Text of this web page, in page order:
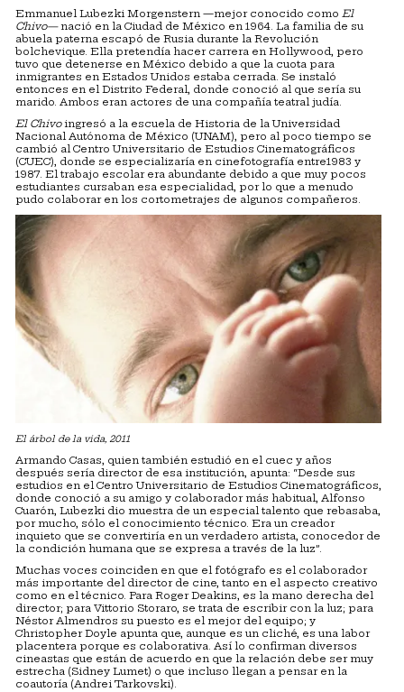
Emmanuel Lubezki Morgenstern —mejor conocido como El
Chivo—nació en la Ciudad de México en 1964. La familia de su
abuela paterna escapó de Rusia durante la Revolución
bolchevique. Ella pretendía hacer carrera en Hollywood, pero
tuvo que detenerse en México debido a que la cuota para
inmigrantes en Estados Unidos estaba cerrada. Se instaló
entonces en el Distrito Federal, donde conoció al que sería su
marido. Ambos eran actores de una compañía teatral judía.
El Chivoingresó a la escuela de Historia de la Universidad
Nacional Autónoma de México (UNAM), pero al poco tiempo se
cambió al Centro Universitario de Estudios Cinematográficos
(CUEC), donde se especializaría en cinefotografía entre1983 y
1987. El trabajo escolar era abundante debido a que muy pocos
estudiantes cursaban esa especialidad, por lo que a menudo
pudo colaborar en los cortometrajes de algunos compañeros.
El árbol de la vida, 2011
Armando Casas, quien también estudió en el cuec y años
después sería director de esa institución, apunta: “Desde sus
estudios en el Centro Universitario de Estudios Cinematográficos,
donde conoció a su amigo y colaborador más habitual, Alfonso
Cuarón, Lubezki dio muestra de un especial talento que rebasaba,
por mucho, sólo el conocimiento técnico. Era un creador
inquieto que se convertiría en un verdadero artista, conocedor de
la condición humana que se expresa a través de la luz”.
Muchas voces coinciden en que el fotógrafo es el colaborador
más importante del director de cine, tanto en el aspecto creativo
como en el técnico. Para Roger Deakins, es la mano derecha del
director; para Vittorio Storaro, se trata de escribir con la luz; para
Néstor Almendros su puesto es el mejor del equipo; y
Christopher Doyle apunta que, aunque es un cliché, es una labor
placentera porque es colaborativa. Así lo confirman diversos
cineastas que están de acuerdo en que la relación debe ser muy
estrecha (Sidney Lumet) o que incluso llegan a pensar en la
coautoría (Andrei Tarkovski).